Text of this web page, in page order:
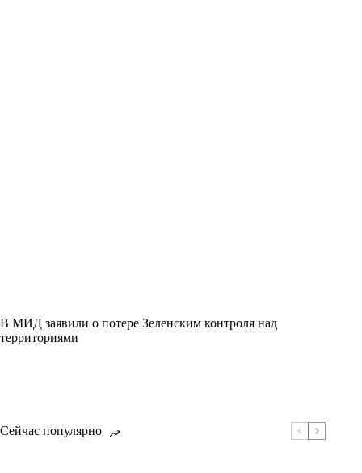
В МИД заявили о потере Зеленским контроля над
территориями
Сейчас популярно